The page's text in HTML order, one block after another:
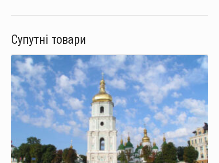
Супутні товари